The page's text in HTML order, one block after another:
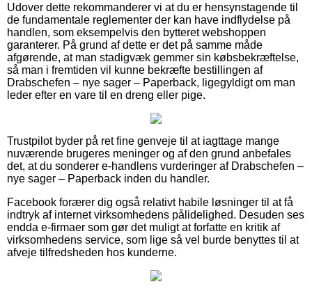
Udover dette rekommanderer vi at du er hensynstagende til
de fundamentale reglementer der kan have indflydelse på
handlen, som eksempelvis den bytteret webshoppen
garanterer. På grund af dette er det på samme måde
afgørende, at man stadigvæk gemmer sin købsbekræftelse,
så man i fremtiden vil kunne bekræfte bestillingen af
Drabschefen – nye sager – Paperback, ligegyldigt om man
leder efter en vare til en dreng eller pige.
Trustpilot byder på ret fine genveje til at iagttage mange
nuværende brugeres meninger og af den grund anbefales
det, at du sonderer e-handlens vurderinger af Drabschefen –
nye sager – Paperback inden du handler.
Facebook forærer dig også relativt habile løsninger til at få
indtryk af internet virksomhedens pålidelighed. Desuden ses
endda e-firmaer som gør det muligt at forfatte en kritik af
virksomhedens service, som lige så vel burde benyttes til at
afveje tilfredsheden hos kunderne.